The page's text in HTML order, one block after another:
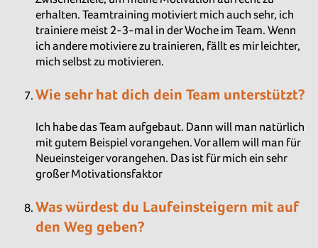
erhalten. Teamtraining motiviert mich auch sehr, ich
trainiere meist 2-3-mal in der Woche im Team. Wenn
ich andere motiviere zu trainieren, fällt es mir leichter,
mich selbst zu motivieren.
Wie sehr hat dich dein Team unterstützt?
Ich habe das Team aufgebaut. Dann will man natürlich
mit gutem Beispiel vorangehen. Vor allem will man für
Neueinsteiger vorangehen. Das ist für mich ein sehr
großer Motivationsfaktor
Was würdest du Laufeinsteigern mit auf
den Weg geben?